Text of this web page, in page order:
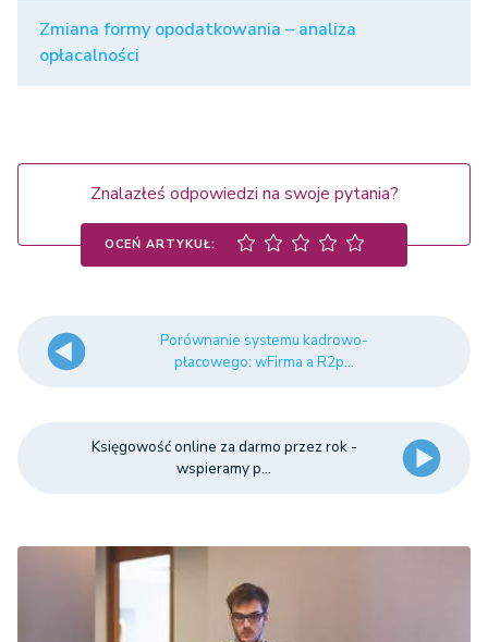
Zmiana formy opodatkowania – analiza
opłacalności
Znalazłeś odpowiedzi na swoje pytania?
OCEŃ ARTYKUŁ:
Porównanie systemu kadrowo-
płacowego: wFirma a R2p...
Księgowość online za darmo przez rok -
wspieramy p...